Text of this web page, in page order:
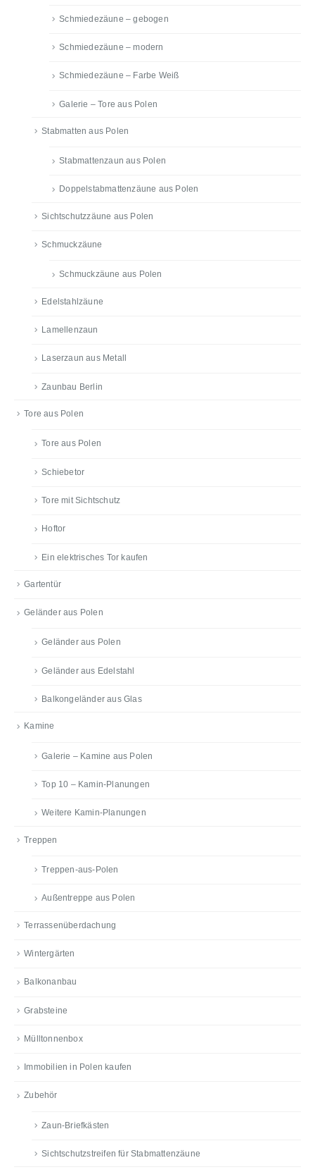
Schmiedezäune – gebogen
Schmiedezäune – modern
Schmiedezäune – Farbe Weiß
Galerie – Tore aus Polen
Stabmatten aus Polen
Stabmattenzaun aus Polen
Doppelstabmattenzäune aus Polen
Sichtschutzzäune aus Polen
Schmuckzäune
Schmuckzäune aus Polen
Edelstahlzäune
Lamellenzaun
Laserzaun aus Metall
Zaunbau Berlin
Tore aus Polen
Tore aus Polen
Schiebetor
Tore mit Sichtschutz
Hoftor
Ein elektrisches Tor kaufen
Gartentür
Geländer aus Polen
Geländer aus Polen
Geländer aus Edelstahl
Balkongeländer aus Glas
Kamine
Galerie – Kamine aus Polen
Top 10 – Kamin-Planungen
Weitere Kamin-Planungen
Treppen
Treppen-aus-Polen
Außentreppe aus Polen
Terrassenüberdachung
Wintergärten
Balkonanbau
Grabsteine
Mülltonnenbox
Immobilien in Polen kaufen
Zubehör
Zaun-Briefkästen
Sichtschutzstreifen für Stabmattenzäune